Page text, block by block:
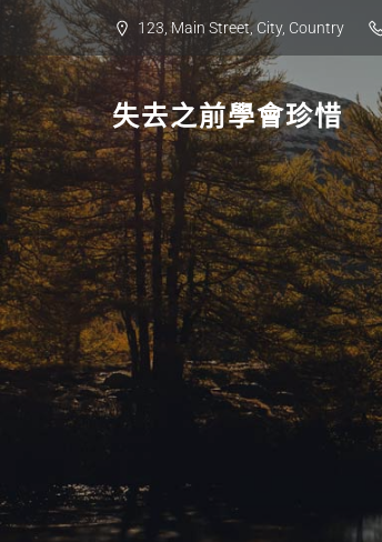
Skip
to
content
123, Main Street, City, Country
失去之前學會珍惜